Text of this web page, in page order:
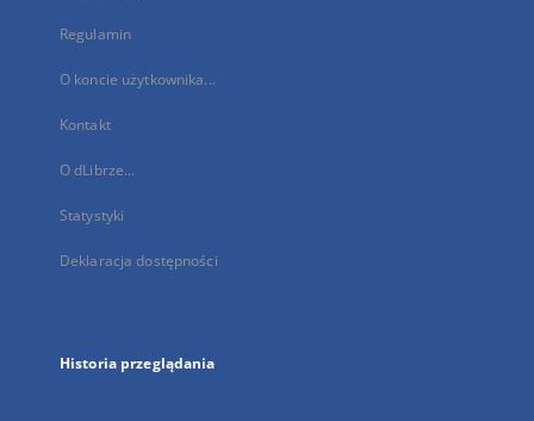
Regulamin
O koncie użytkownika...
Kontakt
O dLibrze...
Statystyki
Deklaracja dostępności
Historia przeglądania